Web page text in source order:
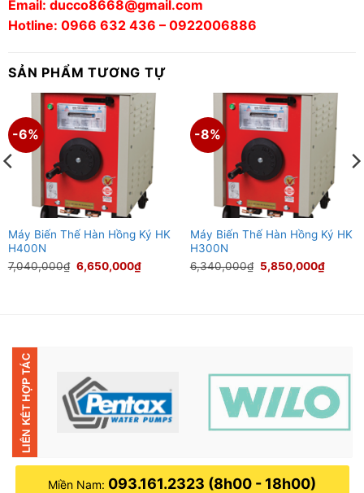
Email: ducco8668@gmail.com
Hotline: 0966 632 436 – 0922006886
SẢN PHẨM TƯƠNG TỰ
-6%
Máy Biến Thế Hàn Hồng Ký HK
H400N
7,040,000₫ Giá
gốc
6,650,000₫Giá
hiện
-8%
Máy Biến Thế Hàn Hồng Ký HK
H300N
6,340,000₫ Giá
gốc
5,850,000₫Giá
hiện
Miền Nam: 093.161.2323 (8h00 - 18h00)